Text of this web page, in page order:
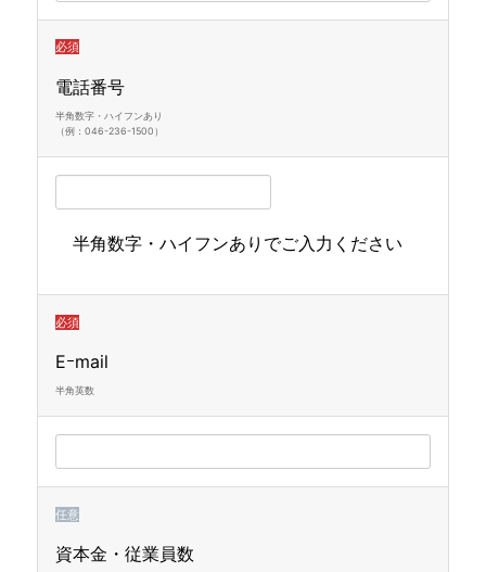
必須
電話番号
半角数字・ハイフンあり
（例：046-236-1500）
半角数字・ハイフンありでご入力ください
必須
Eｰmail
半角英数
任意
資本金・従業員数